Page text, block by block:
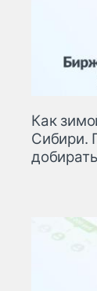
Как
Сибири.